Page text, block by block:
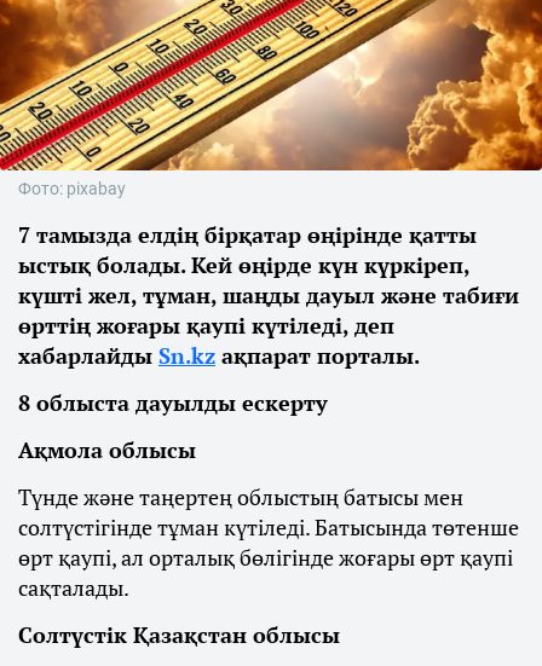
Фото: pixabay
7 тамызда елдің бірқатар өңірінде қатты
ыстық болады. Кей өңірде күн күркіреп,
күшті жел, тұман, шаңды дауыл және табиғи
өрттің жоғары қаупі күтіледі, деп
хабарлайды Sn.kz ақпарат порталы.
8 облыста дауылды ескерту
Ақмола облысы
Түнде және таңертең облыстың батысы мен
солтүстігінде тұман күтіледі. Батысында төтенше
өрт қаупі, ал орталық бөлігінде жоғары өрт қаупі
сақталады.
Солтүстік Қазақстан облысы